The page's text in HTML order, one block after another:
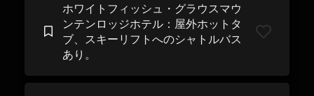
ホワイトフィッシュ・グラウスマウ
ンテンロッジホテル：屋外ホットタ
ブ、スキーリフトへのシャトルバス
あり。